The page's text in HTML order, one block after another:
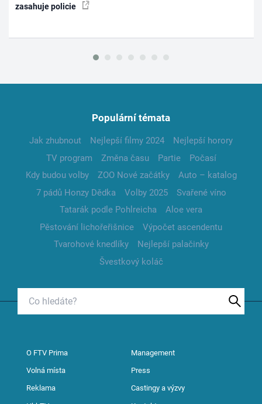
zasahuje policie
Populární témata
Jak zhubnout Nejlepší filmy 2024
Nejlepší horory
TV program
Změna času Partie
Počasí
Kdy budou volby
ZOO Nové začátky
Auto – katalog
7 pádů Honzy Dědka
Volby 2025
Svařené víno
Tatarák podle Pohlreicha
Aloe vera
Pěstování lichořeřišnice
Výpočet ascendentu
Tvarohové knedlíky
Nejlepší palačinky
Švestkový koláč
O FTV Prima Management
Volná místa Press
Reklama Castingy a výzvy